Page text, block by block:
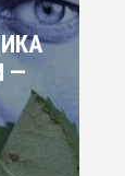
—